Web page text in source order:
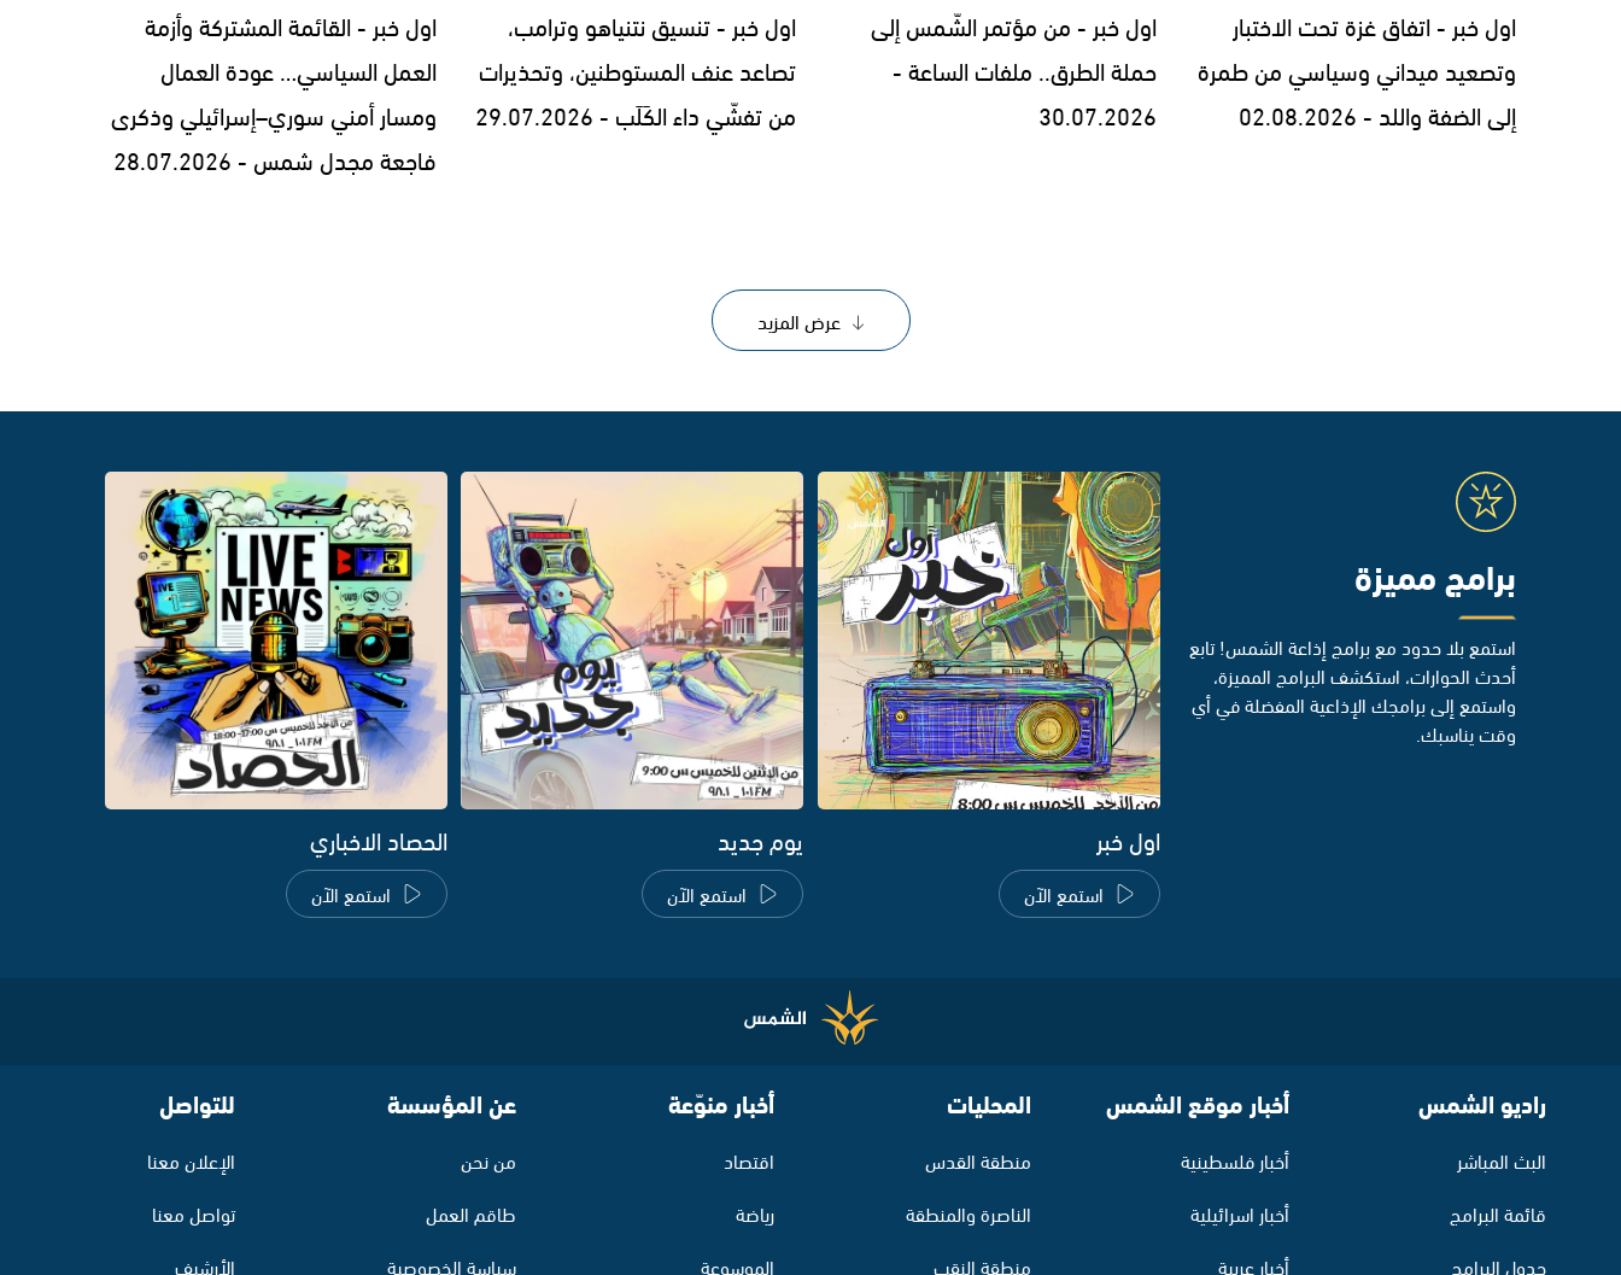
اول خبر - اتفاق غزة تحت الاختبار
وتصعيد ميداني وسياسي من طمرة
إلى الضفة واللد - 02.08.2026
اول خبر - من مؤتمر الشّمس إلى
حملة الطرق.. ملفات الساعة -
30.07.2026
اول خبر - تنسيق نتنياهو وترامب،
تصاعد عنف المستوطنين، وتحذيرات
من تفشّي داء الكَلَب - 29.07.2026
اول خبر - القائمة المشتركة وأزمة
العمل السياسي… عودة العمال
ومسار أمني سوري–إسرائيلي وذكرى
فاجعة مجدل شمس - 28.07.2026
عرض المزيد
برامج مميزة
استمع بلا حدود مع برامج إذاعة الشمس! تابع
أحدث الحوارات، استكشف البرامج المميزة،
واستمع إلى برامجك الإذاعية المفضلة في أي
وقت يناسبك.
اول خبر
استمع الآن
يوم جديد
استمع الآن
الحصاد الاخباري
استمع الآن
راديو الشمس
البث المباشر
قائمة البرامج
جدول البرامج
أخبار موقع الشمس
أخبار فلسطينية
أخبار اسرائيلية
أخبار عربية
المحليات
منطقة القدس
الناصرة والمنطقة
منطقة النقب
أخبار منوّعة
اقتصاد
رياضة
الموسوعة
عن المؤسسة
من نحن
طاقم العمل
سياسة الخصوصية
للتواصل
الإعلان معنا
تواصل معنا
الأرشيف